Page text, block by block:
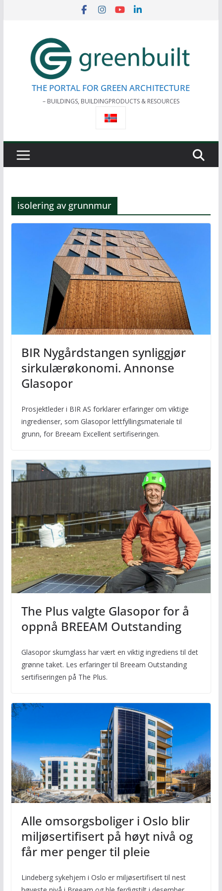
THE PORTAL FOR GREEN ARCHITECTURE
– BUILDINGS, BUILDINGPRODUCTS & RESOURCES
isolering av grunnmur
BIR Nygårdstangen synliggjør
sirkulærøkonomi. Annonse
Glasopor
Prosjektleder i BIR AS forklarer erfaringer om viktige
ingredienser, som Glasopor lettfyllingsmateriale til
grunn, for Breeam Excellent sertifiseringen.
The Plus valgte Glasopor for å
oppnå BREEAM Outstanding
Glasopor skumglass har vært en viktig ingrediens til det
grønne taket. Les erfaringer til Breeam Outstanding
sertifiseringen på The Plus.
Alle omsorgsboliger i Oslo blir
miljøsertifisert på høyt nivå og
får mer penger til pleie
Lindeberg sykehjem i Oslo er miljøsertifisert til nest